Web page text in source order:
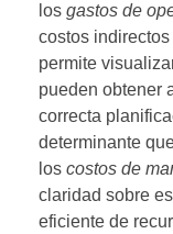
los gastos de
costos
permite
pueden obtener
correcta
determinante
los costos de
claridad sobre
eficiente de